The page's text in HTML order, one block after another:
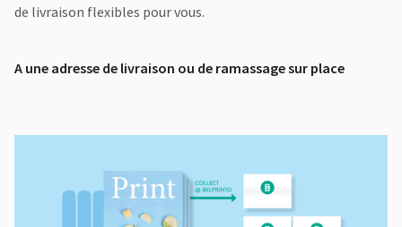
de livraison flexibles pour vous.
A une adresse de livraison ou de ramassage sur place